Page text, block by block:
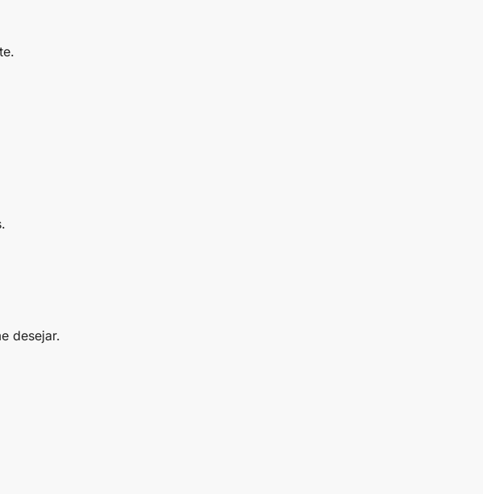
desejar.